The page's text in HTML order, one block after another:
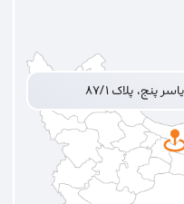
پنج، پلاک ۸۷/۱